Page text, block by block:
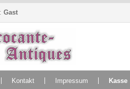
Gast
Kontakt Impressum Kasse